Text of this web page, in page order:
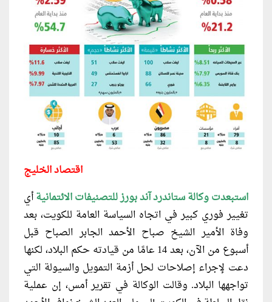
اقتصاد الخليج
استبعدت وكالة ستاندرد آند بورز للتصنيفات الائتمانيةأي
تغيير فوري كبير في اتجاه السياسة العامة للكويت، بعد
وفاة الأمير الشيخ صباح الأحمد الجابر الصباح قبل
أسبوع من الآن، بعد 14 عامًا من قيادته حكم البلاد، لكنها
دعت لإجراء إصلاحات لحل أزمة التمويل والسيولة التي
تواجهها البلاد. وقالت الوكالة في تقرير أمس، إن عملية